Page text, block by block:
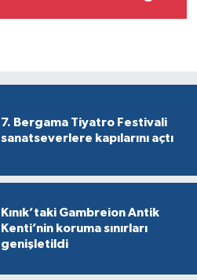
7. Bergama Tiyatro Festivali
sanatseverlere kapılarını açtı
Kınık’taki Gambreion Antik
Kenti’nin koruma sınırları
genişletildi